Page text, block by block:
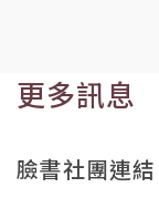
更多訊息
臉書社團連結